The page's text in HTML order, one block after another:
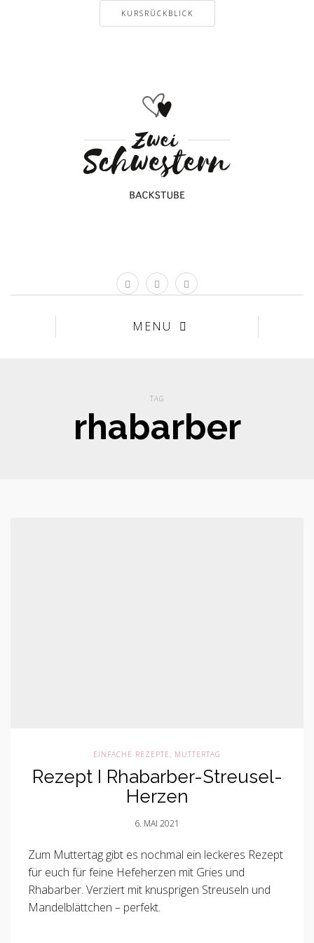
KURSRÜCKBLICK
MENU
TAG
rhabarber
EINFACHE REZEPTE, MUTTERTAG
Rezept I Rhabarber-Streusel-
Herzen
6. MAI 2021
Zum Muttertag gibt es nochmal ein leckeres Rezept
für euch für feine Hefeherzen mit Gries und
Rhabarber. Verziert mit knusprigen Streuseln und
Mandelblättchen – perfekt.